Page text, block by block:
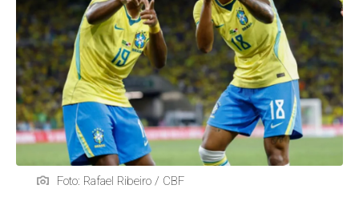
Foto: Rafael Ribeiro / CBF